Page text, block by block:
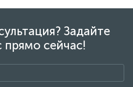
Задайте
прямо сейчас!